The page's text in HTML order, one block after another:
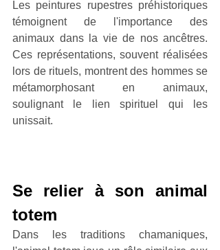
Les peintures rupestres préhistoriques
témoignent de l'importance des
animaux dans la vie de nos ancêtres.
Ces représentations, souvent réalisées
lors de rituels, montrent des hommes se
métamorphosant en animaux,
soulignant le lien spirituel qui les
unissait.
Se relier à son animal
totem
Dans les traditions chamaniques,